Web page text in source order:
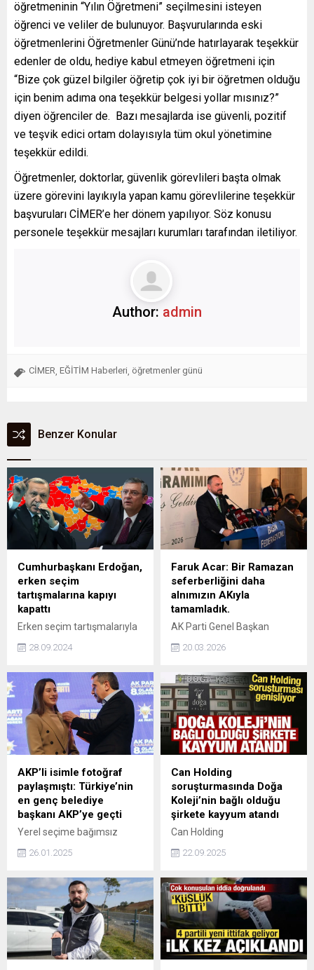
öğretmeninin “Yılın Öğretmeni” seçilmesini isteyen
öğrenci ve veliler de bulunuyor. Başvurularında eski
öğretmenlerini Öğretmenler Günü’nde hatırlayarak teşekkür
edenler de oldu, hediye kabul etmeyen öğretmeni için
“Bize çok güzel bilgiler öğretip çok iyi bir öğretmen olduğu
için benim adıma ona teşekkür belgesi yollar mısınız?”
diyen öğrenciler de. Bazı mesajlarda ise güvenli, pozitif
ve teşvik edici ortam dolayısıyla tüm okul yönetimine
teşekkür edildi.
Öğretmenler, doktorlar, güvenlik görevlileri başta olmak
üzere görevini layıkıyla yapan kamu görevlilerine teşekkür
başvuruları CİMER’e her dönem yapılıyor. Söz konusu
personele teşekkür mesajları kurumları tarafından iletiliyor.
Author: admin
CİMER EĞİTİM Haberleri öğretmenler günü
Benzer Konular
Cumhurbaşkanı Erdoğan,
erken seçim
tartışmalarına kapıyı
kapattı
Erken seçim tartışmalarıyla
yapan Cumhurbaşkanı
iç çekişmelerini gölgelemek
amacıyla gündeme getirdiği
erken seçim tartışmalarını
havanda su dövmek olarak
görüyoruz. Seçimsiz 3,5 yıl
vardır" ifadelerini kullandı.
28.09.2024
Faruk Acar: Bir Ramazan
seferberliğini daha
alnımızın AKıyla
tamamladık.
AK Parti Genel Başkan
Parti teşkilatlarının
"Niyetimiz Bir, İnancımız Bir,
Yolumuz Bir” ortak söylemi
ile geçirdiklerini belirtti.
20.03.2026
AKP’li isimle fotoğraf
paylaşmıştı: Türkiye’nin
en genç belediye
başkanı AKP’ye geçti
Yerel seçime bağımsız
Çanakkale’nin Yenice
Beldesi’ni kazanan
Türkiye’nin en genç belediye
başkanı Zeynep Çelik,
AKP’ye katıldı. Çelik, eski
AKP Milletvekili Oktay Saral
ile fotoğraf da paylaşmıştı.
26.01.2025
Can Holding
soruşturmasında Doğa
Koleji’nin bağlı olduğu
şirkete kayyum atandı
Can Holding
zinciri Doğa Koleji'nin bağlı
Eğitim Hizmetleri A.Ş.'ye
kayyum atandığını duyurdu.
22.09.2025